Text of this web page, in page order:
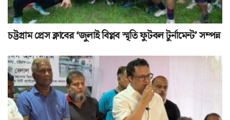
চট্টগ্রাম প্রেস ক্লাবের ‘জুলাই বিপ্লব স্মৃতি ফুটবল টুর্নামেন্ট’ সম্পন্ন